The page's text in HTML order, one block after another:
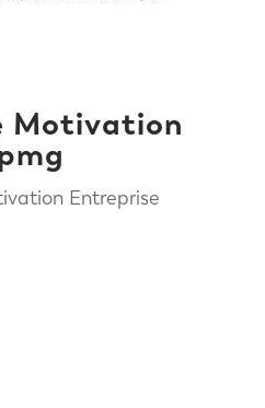
Motivation
Entreprise